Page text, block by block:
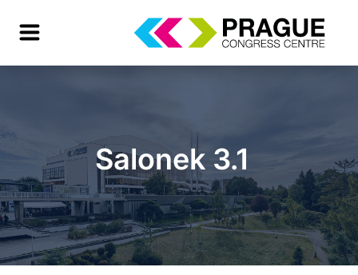
Salonek 3.1